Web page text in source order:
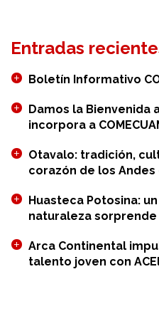
Entradas
Boletín Informativo
Damos la Bienvenida
incorpora a
Otavalo: tradición,
corazón de los
Huasteca Potosina:
naturaleza
Arca Continental
talento joven con